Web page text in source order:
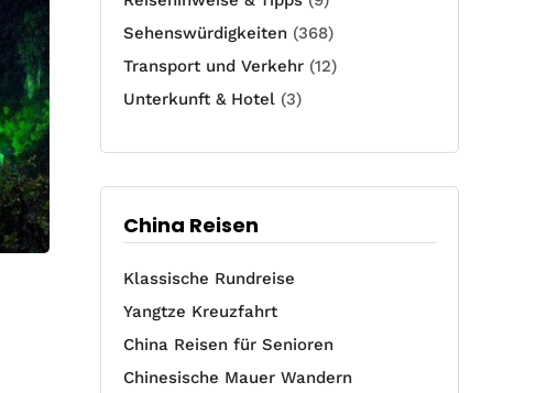
Sehenswürdigkeiten (368)
Transport und Verkehr (12)
Unterkunft & Hotel (3)
China Reisen
Klassische Rundreise
Yangtze Kreuzfahrt
China Reisen für Senioren
Chinesische Mauer Wandern